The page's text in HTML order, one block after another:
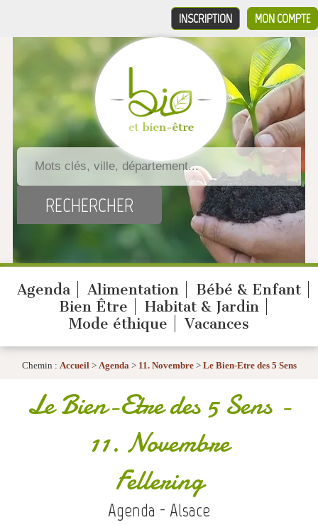
MON COMPTE
INSCRIPTION
Agenda Alimentation
Bébé & Enfant
Bien Être
Habitat & Jardin
Mode éthique
Vacances
Chemin : Accueil> Agenda> 11. Novembre> Le Bien-Etre des 5 Sens
Le Bien-Etre des 5 Sens-
11. Novembre
Fellering
Agenda - Alsace